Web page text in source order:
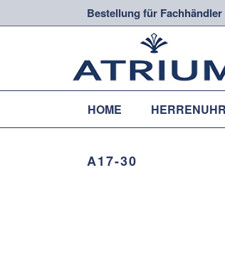
Bestellung für
HOME
A17-30